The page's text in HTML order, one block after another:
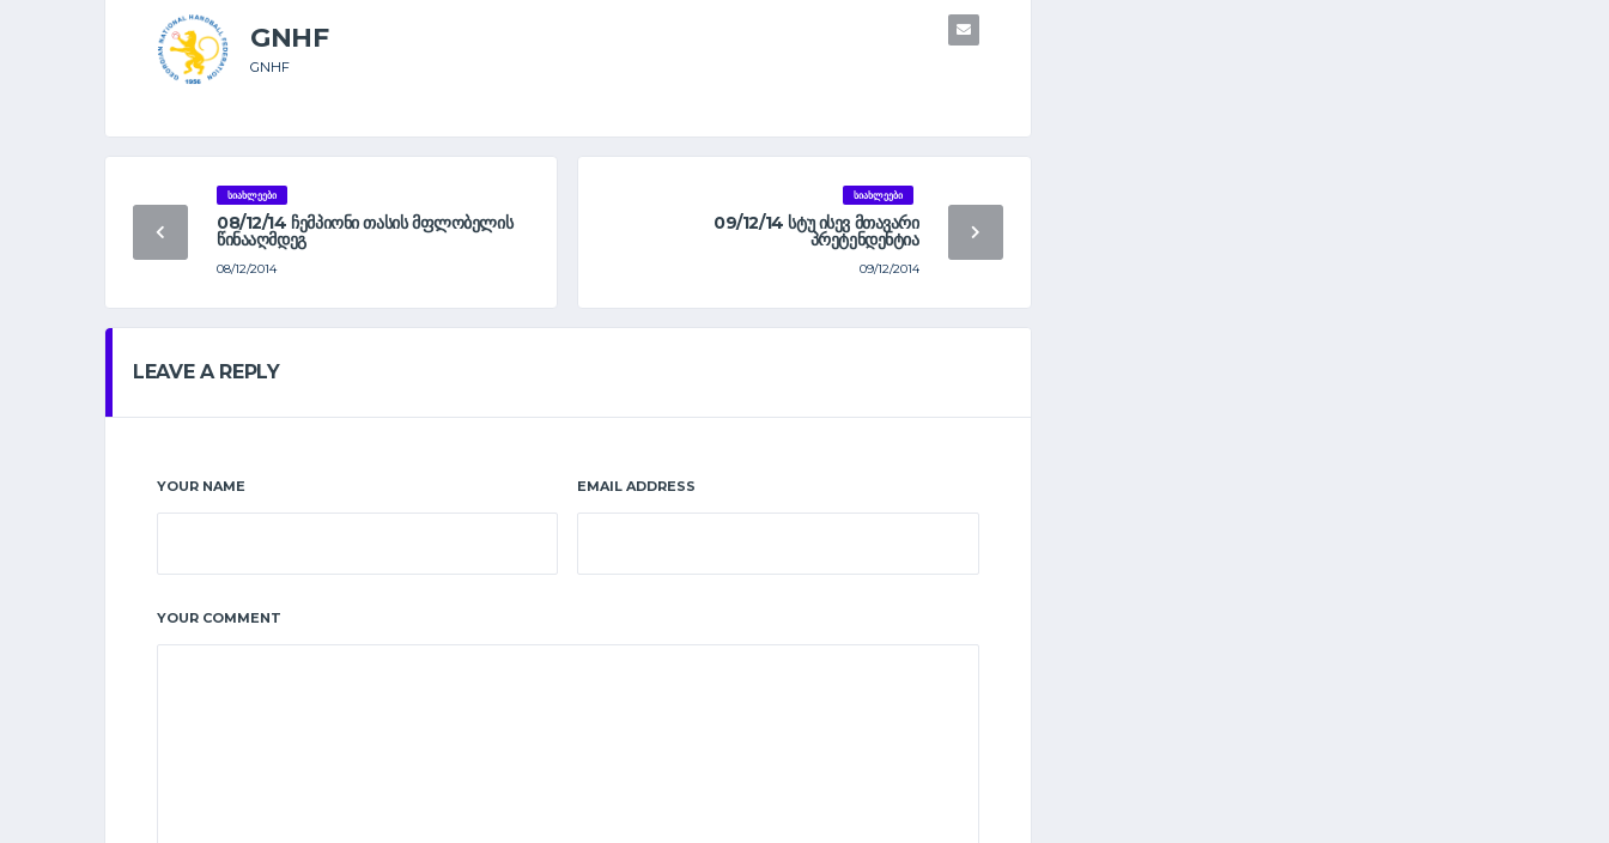
GNHF
GNHF
ᲡᲘᲐᲮᲚᲔᲔᲑᲘ
08/12/14 ᲩᲔᲛᲞᲘᲝᲜᲘ ᲗᲐᲡᲘᲡ ᲛᲤᲚᲝᲑᲔᲚᲘᲡ
ᲬᲘᲜᲐᲐᲦᲛᲓᲔᲒ
08/12/2014
ᲡᲘᲐᲮᲚᲔᲔᲑᲘ
09/12/14 ᲡᲢᲣ ᲘᲡᲔᲕ ᲛᲗᲐᲕᲐᲠᲘ
ᲞᲠᲔᲢᲔᲜᲓᲔᲜᲢᲘᲐ
09/12/2014
LEAVE A REPLY
YOUR NAME EMAIL ADDRESS
YOUR COMMENT